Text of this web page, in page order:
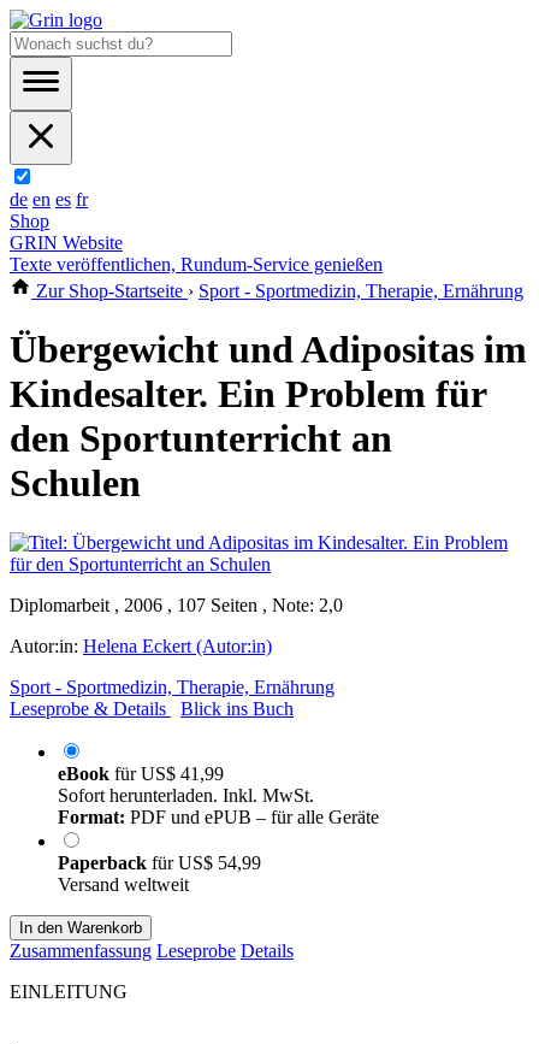
de en es fr
Shop
GRIN Website
Texte veröffentlichen, Rundum-Service genießen
Zur Shop-Startseite › Sport - Sportmedizin, Therapie, Ernährung
Übergewicht und Adipositas im
Kindesalter. Ein Problem für
den Sportunterricht an
Schulen
Diplomarbeit , 2006 , 107 Seiten , Note: 2,0
Autor:in: Helena Eckert (Autor:in)
Sport - Sportmedizin, Therapie, Ernährung
Leseprobe & Details
Blick ins Buch
eBook fürUS$ 41,99
Sofort herunterladen. Inkl. MwSt.
Format: PDF und ePUB – für alle Geräte
Paperback fürUS$ 54,99
Versand weltweit
In den Warenkorb
Zusammenfassung Leseprobe Details
EINLEITUNG